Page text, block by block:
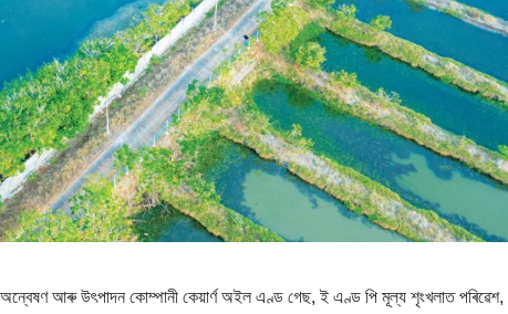
আৰু উৎপাদন কোম্পানী কেয়াৰ্ণ অইল এণ্ড গেছ, ই এণ্ড পি মূল্য শৃংখলাত পৰিৱেশ,